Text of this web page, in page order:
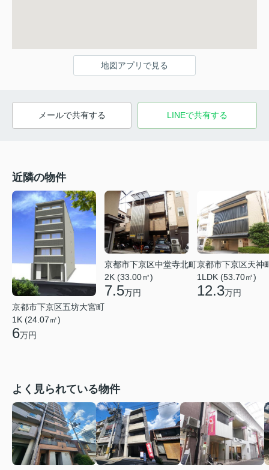
地図アプリで見る
メールで共有する LINEで共有する
近隣の物件
京都市下京区五坊大宮町
1K (24.07㎡)
6万円
京都市下京区中堂寺北町
2K (33.00㎡)
7.5万円
京都市下京区天神
1LDK (53.70㎡)
12.3万円
よく見られている物件